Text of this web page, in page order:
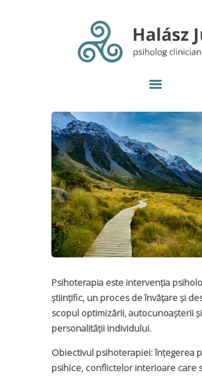
Psihoterapie
Cu ce vă ajut
Psihoterapie
Psihoterapia este intervenţia
ştiinţific, un proces de învăţare şi
scopul optimizării, autocunoaşterii
personalităţii individului.
Obiectivul psihoterapiei: înțegerea
psihice, conflictelor interioare care